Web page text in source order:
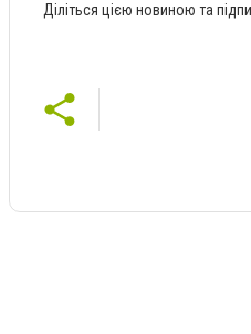
Діліться цією новиною та